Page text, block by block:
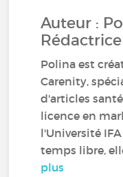
Auteur :
Polina est
Carenity,
d'articles
licence en
l'Université
temps libre,
plus